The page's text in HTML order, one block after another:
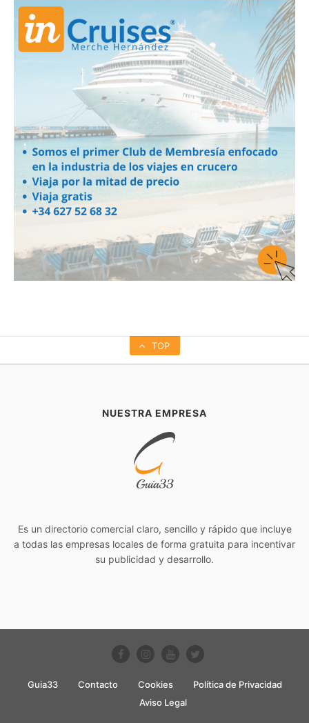
TOP
NUESTRA EMPRESA
Es un directorio comercial claro, sencillo y rápido que incluye
a todas las empresas locales de forma gratuita para incentivar
su publicidad y desarrollo.
Guia33 Contacto Cookies
Política de Privacidad
Aviso Legal